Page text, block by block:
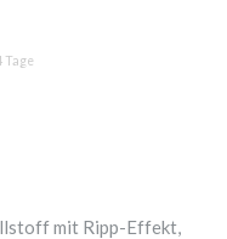
Tage
mit Ripp-Effekt,